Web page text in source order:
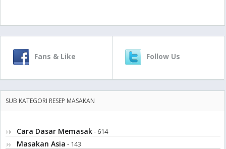
Fans & Like Follow Us
SUB KATEGORI RESEP MASAKAN
Cara Dasar Memasak- 614
Masakan Asia - 143